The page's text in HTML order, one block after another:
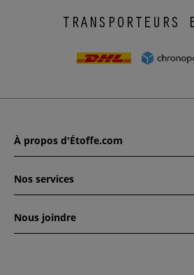
TRANSPORTEURS
À propos d'Étoffe.com
Nos services
Nous joindre